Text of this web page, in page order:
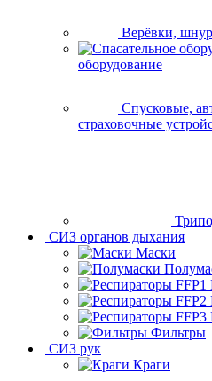
Верёвки,
оборудование
Спусковые,
страховочные
СИЗ органов дыхания
Маски
Фильтры
СИЗ рук
Краги